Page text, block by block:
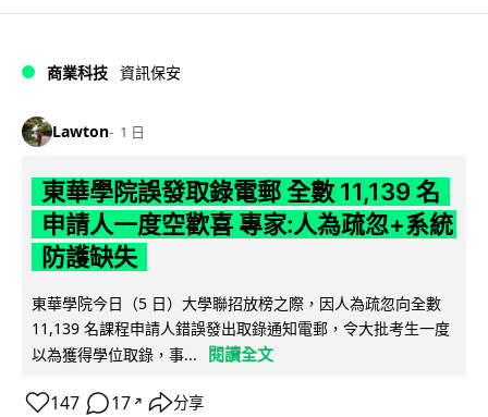
商業科技 資訊保安
Lawton 1 日
東華學院誤發取錄電郵 全數 11,139 名
申請人一度空歡喜 專家:人為疏忽+系統
防護缺失
東華學院今日（5 日）大學聯招放榜之際，因人為疏忽向全數
11,139 名課程申請人錯誤發出取錄通知電郵，令大批考生一度
以為獲得學位取錄，事...
閱讀全文
147 17 ↗ 分享